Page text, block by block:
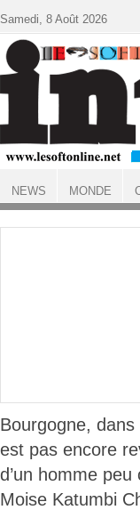
ACCUEIL
Bourgogne,
est pas encore
d’un homme
Moise Katumbi
Samedi, 8 Août 2026
NEWS MONDE